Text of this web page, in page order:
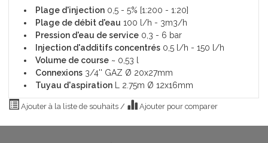
Plage d'injection 0,5 - 5% [1:200 - 1:20]
Plage de débit d'eau 100 l/h - 3m3/h
Pression d'eau de service 0,3 - 6 bar
Injection d'additifs concentrés 0,5 l/h - 150 l/h
Volume de course ~ 0,53 l
Connexions 3/4'' GAZ Ø 20x27mm
Tuyau d'aspiration L 2.75m Ø 12x16mm
Ajouter à la liste de souhaits / Ajouter pour comparer